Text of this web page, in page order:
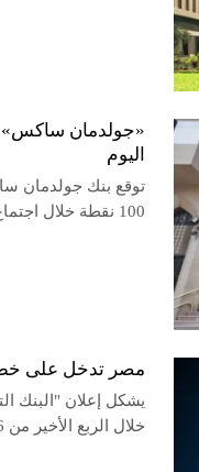
اليوم
توقع بنك جولدمان
100 نقطة خلال اجتماع لجنة السياسة النقدية، اليوم الخميس
مصر تدخل على خط
يشكل إعلان "البنك
خلال الربع الأخير من 2026 تحت اسم "يومو"، مؤشراً جديداً